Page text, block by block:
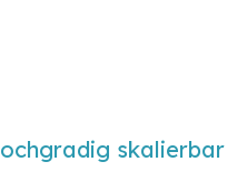
skalierbar